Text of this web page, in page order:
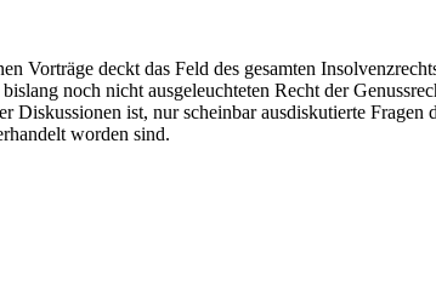
deckt das Feld des gesamten
noch nicht ausgeleuchteten Recht der
Diskussionen ist, nur scheinbar ausdiskutierte
worden sind.